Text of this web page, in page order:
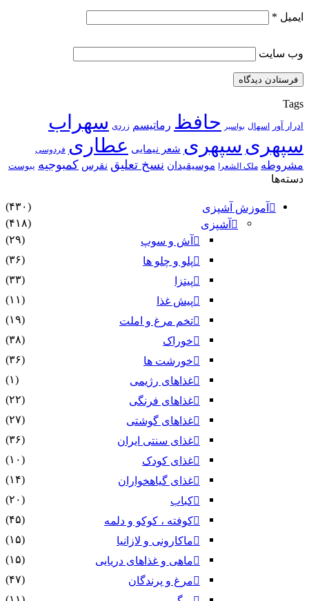
ایمیل *
وب‌ سایت
Tags
ادرار آور اسهال بواسیر حافظ رماتیسم زردی سهراب
سپهری سپهری شعر نیمایی عطاری فردوسی
مشروطه ملک الشعرا موسیقیدان نسخ تعلیق نقرس کمبوجیه یبوست
دسته‌ها
آموزش آشپزی
(۴۳۰)
آشپزی
(۴۱۸)
آش و سوپ
(۲۹)
پلو و چلو ها
(۳۶)
پیتزا
(۳۳)
پیش غذا
(۱۱)
تخم مرغ و املت
(۱۹)
خوراک
(۳۸)
خورشت ها
(۳۶)
غذاهای رژیمی
(۱)
غذاهای فرنگی
(۲۲)
غذاهای گوشتی
(۲۷)
غذای سنتی ایران
(۳۶)
غذای کودک
(۱۰)
غذای گیاهخواران
(۱۴)
کباب
(۲۰)
کوفته ، کوکو و دلمه
(۴۵)
ماکارونی و لازانیا
(۱۵)
ماهی و غذاهای دریایی
(۱۵)
مرغ و پرندگان
(۴۷)